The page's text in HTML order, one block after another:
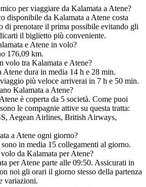
per viaggiare da Kalamata a Atene?
disponibile da Kalamata a Atene costa
di prenotare il prima possibile evitando gli
il biglietto più conveniente.
e Atene in volo?
176,09 km.
volo tra Kalamata e Atene?
dura in media 14 h e 28 min.
più veloce arriverai in 7 h e 50 min.
Kalamata a Atene?
è coperta da 5 società. Come puoi
le compagnie attive su questa tratta:
Aegean Airlines, British Airways,
a Atene ogni giorno?
in media 15 collegamenti al giorno.
da Kalamata per Atene?
per Atene parte alle 09:50. Assicurati in
noi gli orari il giorno stesso della partenza
variazioni.